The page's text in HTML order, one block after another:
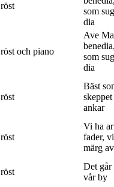
röst
som
dia
röst och piano
Ave
som
dia
röst
Bäst
ankar
röst
Vi ha
fader,
märg
röst
Det går
vår by